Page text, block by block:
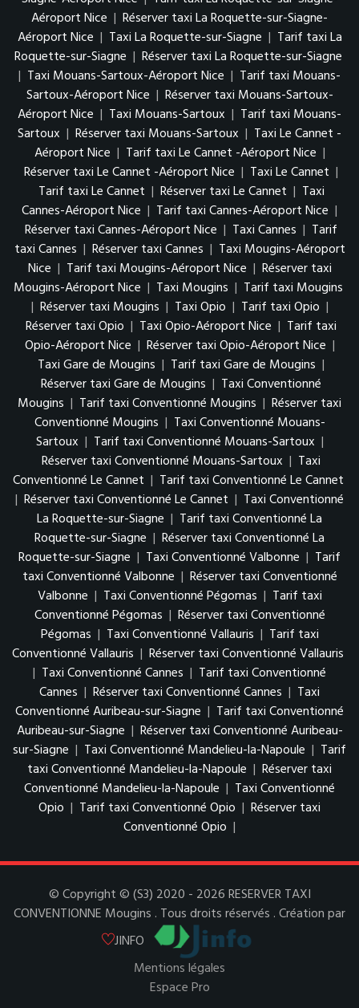
Aéroport Nice | Réserver taxi La Roquette-sur-Siagne-
Aéroport Nice | Taxi La Roquette-sur-Siagne | Tarif taxi La
Roquette-sur-Siagne | Réserver taxi La Roquette-sur-Siagne
| Taxi Mouans-Sartoux-Aéroport Nice | Tarif taxi Mouans-
Sartoux-Aéroport Nice | Réserver taxi Mouans-Sartoux-
Aéroport Nice | Taxi Mouans-Sartoux | Tarif taxi Mouans-
Sartoux | Réserver taxi Mouans-Sartoux | Taxi Le Cannet -
Aéroport Nice | Tarif taxi Le Cannet -Aéroport Nice |
Réserver taxi Le Cannet -Aéroport Nice | Taxi Le Cannet |
Tarif taxi Le Cannet | Réserver taxi Le Cannet | Taxi
Cannes-Aéroport Nice | Tarif taxi Cannes-Aéroport Nice |
Réserver taxi Cannes-Aéroport Nice | Taxi Cannes | Tarif
taxi Cannes | Réserver taxi Cannes | Taxi Mougins-Aéroport
Nice | Tarif taxi Mougins-Aéroport Nice | Réserver taxi
Mougins-Aéroport Nice | Taxi Mougins | Tarif taxi Mougins
| Réserver taxi Mougins | Taxi Opio | Tarif taxi Opio |
Réserver taxi Opio | Taxi Opio-Aéroport Nice | Tarif taxi
Opio-Aéroport Nice | Réserver taxi Opio-Aéroport Nice |
Taxi Gare de Mougins | Tarif taxi Gare de Mougins |
Réserver taxi Gare de Mougins | Taxi Conventionné
Mougins | Tarif taxi Conventionné Mougins | Réserver taxi
Conventionné Mougins | Taxi Conventionné Mouans-
Sartoux | Tarif taxi Conventionné Mouans-Sartoux |
Réserver taxi Conventionné Mouans-Sartoux | Taxi
Conventionné Le Cannet | Tarif taxi Conventionné Le Cannet
| Réserver taxi Conventionné Le Cannet | Taxi Conventionné
La Roquette-sur-Siagne | Tarif taxi Conventionné La
Roquette-sur-Siagne | Réserver taxi Conventionné La
Roquette-sur-Siagne | Taxi Conventionné Valbonne | Tarif
taxi Conventionné Valbonne | Réserver taxi Conventionné
Valbonne | Taxi Conventionné Pégomas | Tarif taxi
Conventionné Pégomas | Réserver taxi Conventionné
Pégomas | Taxi Conventionné Vallauris | Tarif taxi
Conventionné Vallauris | Réserver taxi Conventionné Vallauris
| Taxi Conventionné Cannes | Tarif taxi Conventionné
Cannes | Réserver taxi Conventionné Cannes | Taxi
Conventionné Auribeau-sur-Siagne | Tarif taxi Conventionné
Auribeau-sur-Siagne | Réserver taxi Conventionné Auribeau-
sur-Siagne | Taxi Conventionné Mandelieu-la-Napoule | Tarif
taxi Conventionné Mandelieu-la-Napoule | Réserver taxi
Conventionné Mandelieu-la-Napoule | Taxi Conventionné
Opio | Tarif taxi Conventionné Opio | Réserver taxi
Conventionné Opio |
© Copyright © (S3) 2020 - 2026 RESERVER TAXI
CONVENTIONNE Mougins . Tous droits réservés . Création par
JINFO
Mentions légales
Espace Pro